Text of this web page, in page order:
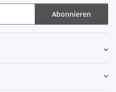
Abonnieren